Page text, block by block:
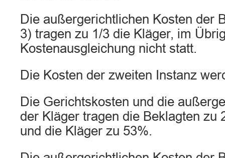
Die außergerichtlichen Kosten der
3) tragen zu 1/3 die Kläger, im
Kostenausgleichung nicht statt.
Die Kosten der zweiten Instanz
Die Gerichtskosten und die
der Kläger tragen die Beklagten zu
und die Kläger zu 53%.